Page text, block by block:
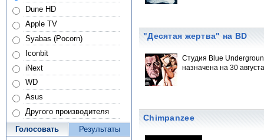
"Десятая жертва" на BD
Студия Blue
назначена на 30
Chimpanzee
Dune HD
Apple TV
Syabas (Pocorn)
Iconbit
iNext
WD
Asus
Другого производителя
Голосовать Результаты